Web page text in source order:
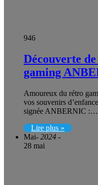
946
Découverte
gaming
Amoureux du rétro
vos souvenirs
signée ANBERNIC :…
Lire plus »
Mai- 2024 -
28 mai